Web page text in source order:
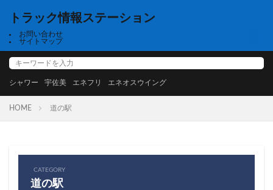
トラック情報ステーション
お問い合わせ
サイトマップ
シャワー 宇佐美 エネフリ エネオスウイング
HOME 道の駅
CATEGORY
道の駅